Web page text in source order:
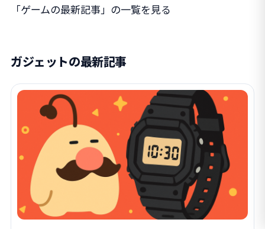
「ゲームの最新記事」の一覧を見る
ガジェットの最新記事